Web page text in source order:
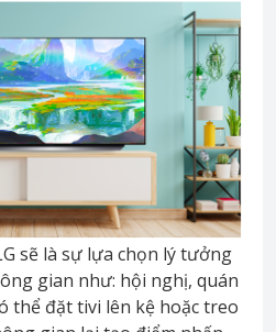
sẽ là sự lựa chọn lý tưởng
gian như: hội nghị, quán
thể đặt tivi lên kệ hoặc treo